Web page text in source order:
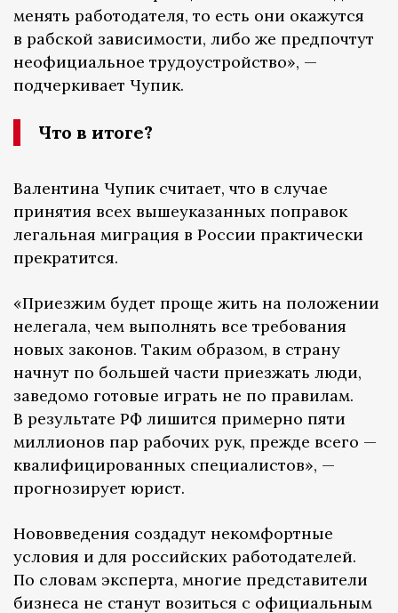
менять работодателя, то есть они окажутся
в рабской зависимости, либо же предпочтут
неофициальное трудоустройство», —
подчеркивает Чупик.
Что в итоге?
Валентина Чупик считает, что в случае
принятия всех вышеуказанных поправок
легальная миграция в России практически
прекратится.
«Приезжим будет проще жить на положении
нелегала, чем выполнять все требования
новых законов. Таким образом, в страну
начнут по большей части приезжать люди,
заведомо готовые играть не по правилам.
В результате РФ лишится примерно пяти
миллионов пар рабочих рук, прежде всего —
квалифицированных специалистов», —
прогнозирует юрист.
Нововведения создадут некомфортные
условия и для российских работодателей.
По словам эксперта, многие представители
бизнеса не станут возиться с официальным